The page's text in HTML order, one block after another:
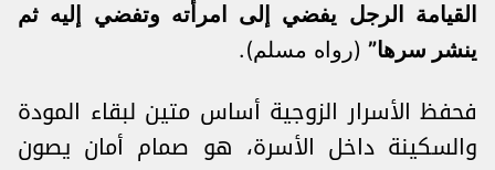
القيامة الرجل يفضي إلى امرأته وتفضي إليه ثم
ينشر سرها” (رواه مسلم).
فحفظ الأسرار الزوجية أساس متين لبقاء المودة
والسكينة داخل الأسرة، هو صمام أمان يصون